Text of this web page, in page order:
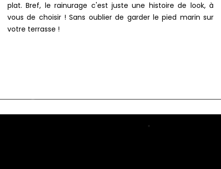
plat. Bref, le rainurage c'est juste une histoire de look, à
vous de choisir ! Sans oublier de garder le pied marin sur
votre terrasse !